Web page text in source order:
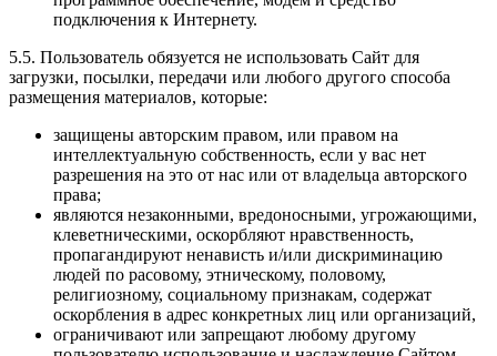
подключения к Интернету.
5.5. Пользователь обязуется не использовать Сайт для
загрузки, посылки, передачи или любого другого способа
размещения материалов, которые:
защищены авторским правом, или правом на
интеллектуальную собственность, если у вас нет
разрешения на это от нас или от владельца авторского
права;
являются незаконными, вредоносными, угрожающими,
клеветническими, оскорбляют нравственность,
пропагандируют ненависть и/или дискриминацию
людей по расовому, этническому, половому,
религиозному, социальному признакам, содержат
оскорбления в адрес конкретных лиц или организаций,
ограничивают или запрещают любому другому